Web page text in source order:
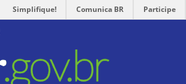
Simplifique! Comunica BR Participe